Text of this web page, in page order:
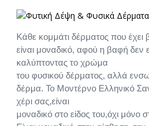
Κάθε κομμάτι δέρματος που έχει
είναι μοναδικό, αφού η βαφή δεν
καλύπτοντας το χρώμα
του φυσικού δέρματος, αλλά
δέρμα. Το Μοντέρνο Ελληνικό
χέρι σας,είναι
μοναδικό στο είδος του,όχι μόνο